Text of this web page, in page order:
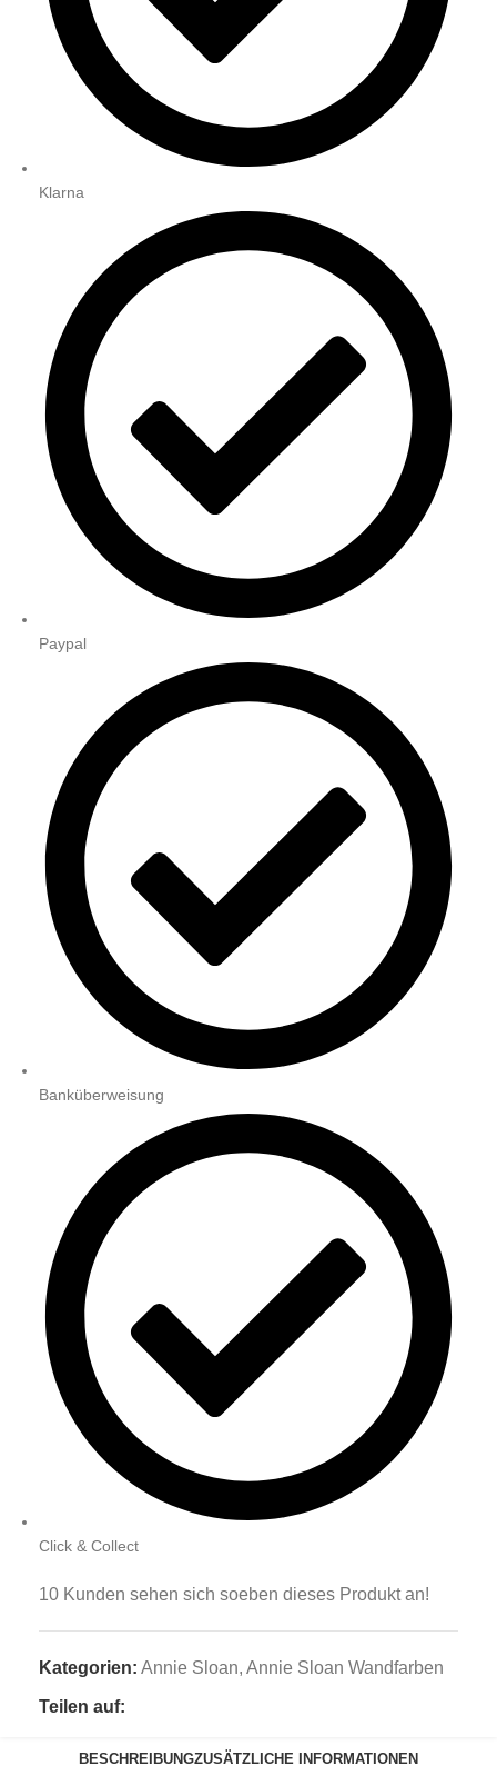
Klarna
Paypal
Banküberweisung
Click & Collect
10 Kunden sehen sich soeben dieses Produkt an!
Kategorien: Annie Sloan, Annie Sloan Wandfarben
Teilen auf:
BESCHREIBUNGZUSÄTZLICHE INFORMATIONEN